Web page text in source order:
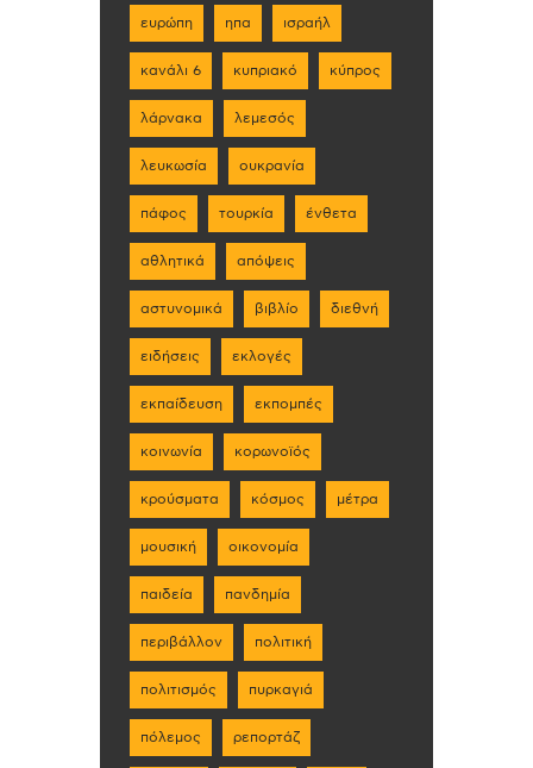
ευρώπη ηπα ισραήλ
κανάλι 6 κυπριακό κύπρος
λάρνακα λεμεσός
λευκωσία ουκρανία
πάφος τουρκία ένθετα
αθλητικά απόψεις
αστυνομικά βιβλίο διεθνή
ειδήσεις εκλογές
εκπαίδευση εκπομπές
κοινωνία κορωνοϊός
κρούσματα κόσμος μέτρα
μουσική οικονομία
παιδεία πανδημία
περιβάλλον πολιτική
πολιτισμός πυρκαγιά
πόλεμος ρεπορτάζ